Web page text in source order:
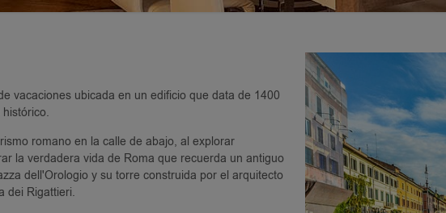
vacaciones ubicada en un edificio que data de 1400
romano en la calle de abajo, al explorar
la verdadera vida de Roma que recuerda un antiguo
dell'Orologio y su torre construida por el arquitecto
dei Rigattieri.